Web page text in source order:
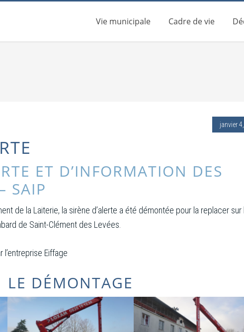
Vie municipale Cadre de vie
janvier
ET D’INFORMATION DES
SAIP
de la Laiterie, la sirène d’alerte a été démontée pour la replacer sur
de Saint-Clément des Levées.
Eiffage
LE DÉMONTAGE